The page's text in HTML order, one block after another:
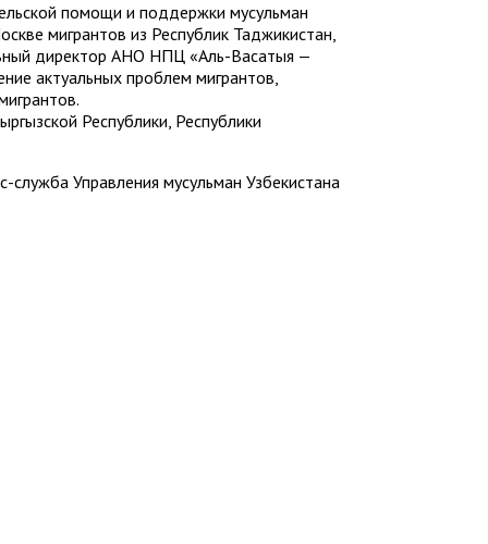
помощи и поддержки мусульман
мигрантов из Республик Таджикистан,
директор АНО НПЦ «Аль-Васатыя —
актуальных проблем мигрантов,
Республики, Республики
служба Управления мусульман Узбекистана